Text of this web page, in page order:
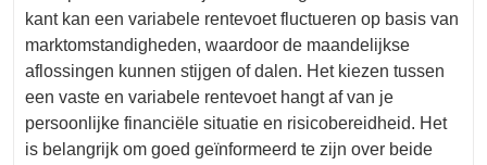
kant kan een variabele rentevoet fluctueren op basis van
marktomstandigheden, waardoor de maandelijkse
aflossingen kunnen stijgen of dalen. Het kiezen tussen
een vaste en variabele rentevoet hangt af van je
persoonlijke financiële situatie en risicobereidheid. Het
is belangrijk om goed geïnformeerd te zijn over beide